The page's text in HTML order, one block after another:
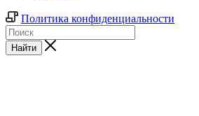
Политика конфиденциальности
Найти